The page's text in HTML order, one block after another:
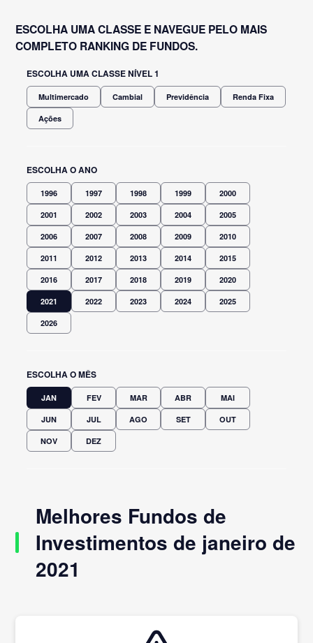
ESCOLHA UMA CLASSE E NAVEGUE PELO MAIS
COMPLETO RANKING DE FUNDOS.
ESCOLHA UMA CLASSE NÍVEL 1
Multimercado Cambial Previdência Renda Fixa
Ações
ESCOLHA O ANO
1996 1997 1998 1999 2000
2001 2002 2003 2004 2005
2006 2007 2008 2009 2010
2011 2012 2013 2014 2015
2016 2017 2018 2019 2020
2021 2022 2023 2024 2025
2026
ESCOLHA O MÊS
JAN FEV MAR ABR MAI
JUN JUL AGO SET OUT
NOV DEZ
Melhores Fundos de
Investimentos de janeiro de
2021